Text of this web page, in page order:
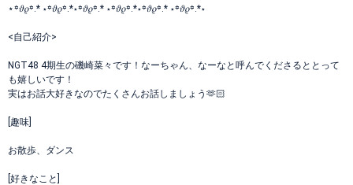
⋆꙳𝜗𝜚꙳.*‬ ⋆꙳𝜗𝜚꙳.*‬⋆꙳𝜗𝜚꙳.*‬ ⋆꙳𝜗𝜚꙳.*‬⋆꙳𝜗𝜚꙳.*‬ ⋆꙳𝜗𝜚꙳.*‬⋆‬
<自己紹介>
NGT48 4期生の磯崎菜々です！なーちゃん、なーなと呼んでくださるととって
も嬉しいです！
実はお話大好きなのでたくさんお話しましょう🫶🏻
[趣味]
お散歩、ダンス
[好きなこと]